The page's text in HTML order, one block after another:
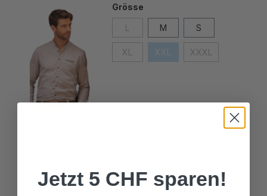
XL XXL XXXL
LEDERHOSE HELVETIA BRAUN
Jetzt 5 CHF sparen!